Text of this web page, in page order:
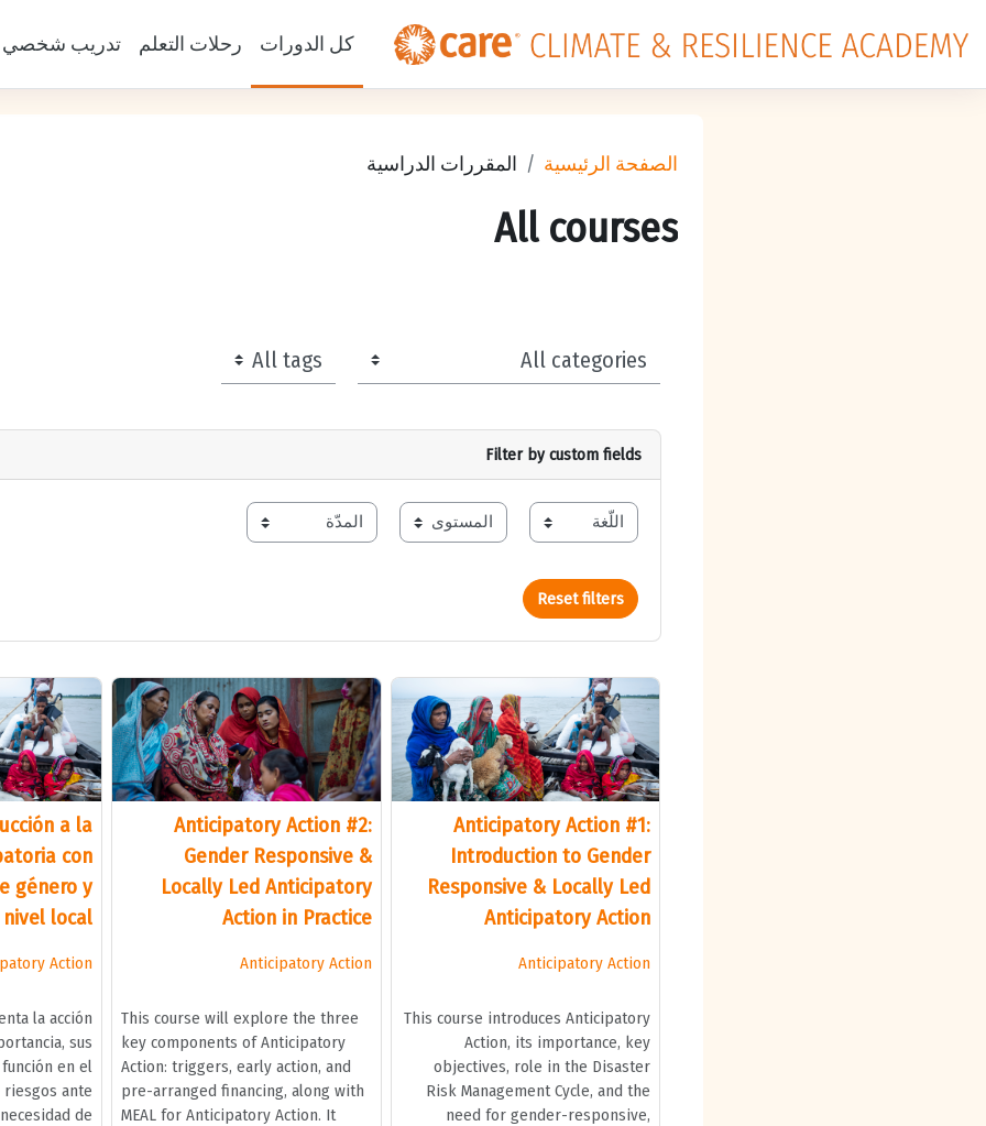
كل الدورات
رحلات التعلم تدريب شخصي
الصفحة الرئيسية المقررات الدراسية
All courses
تصنيفات المقررات الوسوم
Filter by custom fields
language
level
duration
Reset filters
Anticipatory Action #1:
Introduction to Gender
Responsive & Locally Led
Anticipatory Action
Anticipatory Action
This course introduces Anticipatory
Action, its importance, key
objectives, role in the Disaster
Risk Management Cycle, and the
need for gender-responsive,
Anticipatory Action #2:
Gender Responsive &
Locally Led Anticipatory
Action in Practice
Anticipatory Action
This course will explore the three
key components of Anticipatory
Action: triggers, early action, and
pre-arranged financing, along with
MEAL for Anticipatory Action. It
a la
con
género y
local
Action
la acción
sus
en el
ante
de